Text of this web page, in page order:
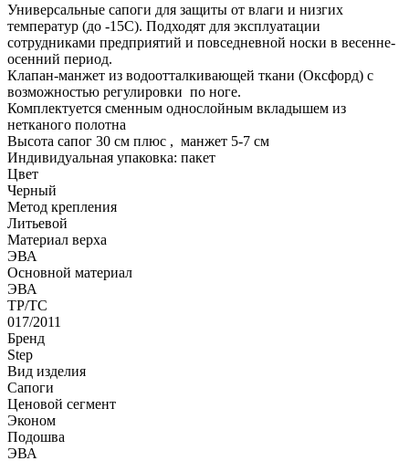
Универсальные сапоги для защиты от влаги и низгих
температур (до -15С). Подходят для эксплуатации
сотрудниками предприятий и повседневной носки в весенне-
осенний период.
Клапан-манжет из водоотталкивающей ткани (Оксфорд) с
возможностью регулировки по ноге.
Комплектуется сменным однослойным вкладышем из
нетканого полотна
Высота сапог 30 см плюс , манжет 5-7 см
Индивидуальная упаковка: пакет
Цвет
Черный
Метод крепления
Литьевой
Материал верха
ЭВА
Оcновной материал
ЭВА
ТР/ТС
017/2011
Бренд
Step
Вид изделия
Сапоги
Ценовой сегмент
Эконом
Подошва
ЭВА